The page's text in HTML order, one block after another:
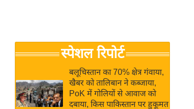
Breaking
News in
Hindi
जगत
राय
बजट
स्पेशल रिपोर्ट
बलूचिस्तान का 70% क्षेत्र गंवाया,
खैबर को तालिबान ने कब्जाया,
PoK में गोलियों से आवाज को
दबाया, किस पाकिस्तान पर हुकूमत